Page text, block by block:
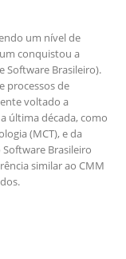
um nível de
conquistou a
Software Brasileiro).
processos de
voltado a
última década, como
(MCT), e da
Brasileiro
similar ao CMM